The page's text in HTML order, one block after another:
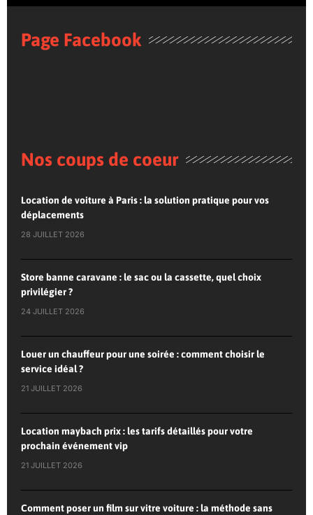
Page Facebook
Nos coups de coeur
Location de voiture à Paris : la solution pratique pour vos
déplacements
28 JUILLET 2026
Store banne caravane : le sac ou la cassette, quel choix
privilégier ?
24 JUILLET 2026
Louer un chauffeur pour une soirée : comment choisir le
service idéal ?
21 JUILLET 2026
Location maybach prix : les tarifs détaillés pour votre
prochain événement vip
21 JUILLET 2026
Comment poser un film sur vitre voiture : la méthode sans